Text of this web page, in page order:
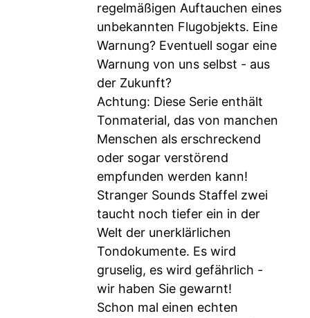
regelmäßigen Auftauchen eines
unbekannten Flugobjekts. Eine
Warnung? Eventuell sogar eine
Warnung von uns selbst - aus
der Zukunft?
Achtung: Diese Serie enthält
Tonmaterial, das von manchen
Menschen als erschreckend
oder sogar verstörend
empfunden werden kann!
Stranger Sounds Staffel zwei
taucht noch tiefer ein in der
Welt der unerklärlichen
Tondokumente. Es wird
gruselig, es wird gefährlich -
wir haben Sie gewarnt!
Schon mal einen echten